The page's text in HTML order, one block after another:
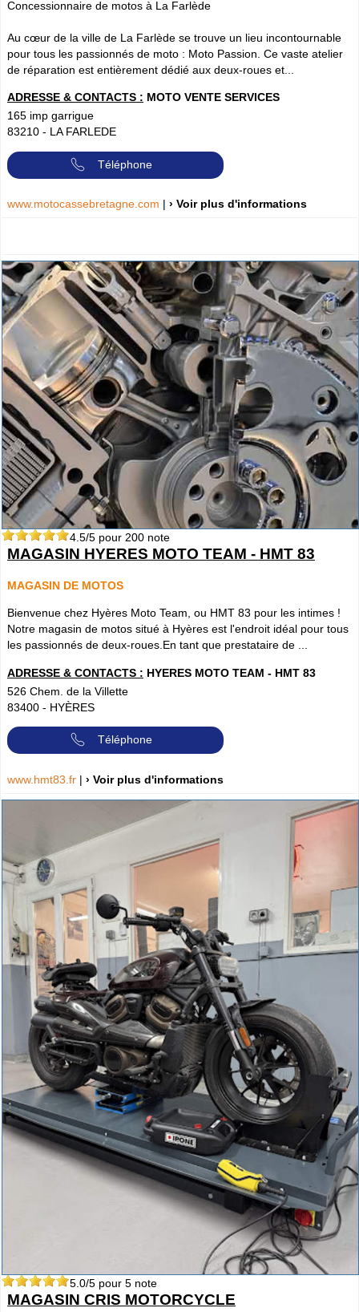
Concessionnaire de motos à La Farlède
Au cœur de la ville de La Farlède se trouve un lieu incontournable
pour tous les passionnés de moto : Moto Passion. Ce vaste atelier
de réparation est entièrement dédié aux deux-roues et...
ADRESSE & CONTACTS : MOTO VENTE SERVICES
165 imp garrigue
83210 - LA FARLEDE
Téléphone
www.motocassebretagne.com | › Voir plus d'informations
4.5/5 pour 200 note
MAGASIN HYERES MOTO TEAM - HMT 83
MAGASIN DE MOTOS
Bienvenue chez Hyères Moto Team, ou HMT 83 pour les intimes !
Notre magasin de motos situé à Hyères est l'endroit idéal pour tous
les passionnés de deux-roues.En tant que prestataire de ...
ADRESSE & CONTACTS : HYERES MOTO TEAM - HMT 83
526 Chem. de la Villette
83400 - HYÈRES
Téléphone
www.hmt83.fr | › Voir plus d'informations
5.0/5 pour 5 note
MAGASIN CRIS MOTORCYCLE